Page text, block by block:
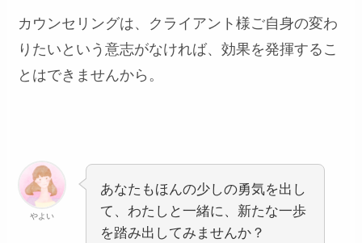
カウンセリングは、クライアント様ご自身の変わ
りたいという意志がなければ、効果を発揮するこ
とはできませんから。
やよい
あなたもほんの少しの勇気を出し
て、わたしと一緒に、新たな一歩
を踏み出してみませんか？